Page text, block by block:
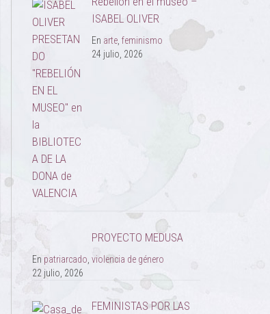
ISABEL OLIVER
En arte,feminismo
24 julio, 2026
PROYECTO MEDUSA
En patriarcado violencia de género
22 julio, 2026
FEMINISTAS POR LAS